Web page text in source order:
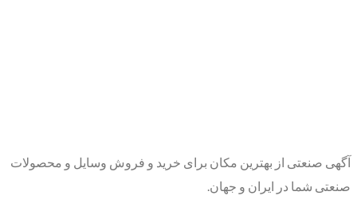
آگهی صنعتی از بهترین مکان برای خرید و فروش وسایل و محصولات
صنعتی شما در ایران و جهان.